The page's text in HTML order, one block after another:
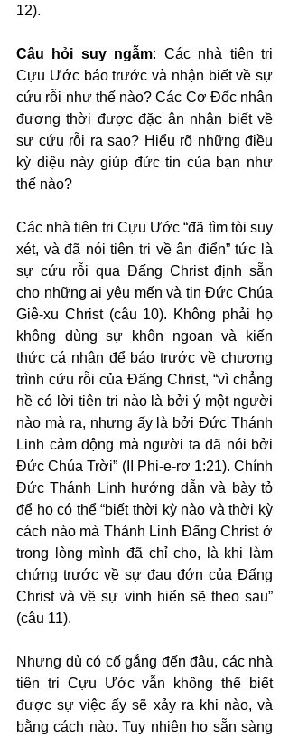
12).
Câu hỏi suy ngẫm: Các nhà tiên tri
Cựu Ước báo trước và nhận biết về sự
cứu rỗi như thế nào? Các Cơ Đốc nhân
đương thời được đặc ân nhận biết về
sự cứu rỗi ra sao? Hiểu rõ những điều
kỳ diệu này giúp đức tin của bạn như
thế nào?
Các nhà tiên tri Cựu Ước “đã tìm tòi suy
xét, và đã nói tiên tri về ân điển” tức là
sự cứu rỗi qua Đấng Christ định sẵn
cho những ai yêu mến và tin Đức Chúa
Giê-xu Christ (câu 10). Không phải họ
không dùng sự khôn ngoan và kiến
thức cá nhân để báo trước về chương
trình cứu rỗi của Đấng Christ, “vì chẳng
hề có lời tiên tri nào là bởi ý một người
nào mà ra, nhưng ấy là bởi Đức Thánh
Linh cảm động mà người ta đã nói bởi
Đức Chúa Trời” (II Phi-e-rơ 1:21). Chính
Đức Thánh Linh hướng dẫn và bày tỏ
để họ có thể “biết thời kỳ nào và thời kỳ
cách nào mà Thánh Linh Đấng Christ ở
trong lòng mình đã chỉ cho, là khi làm
chứng trước về sự đau đớn của Đấng
Christ và về sự vinh hiển sẽ theo sau”
(câu 11).
Nhưng dù có cố gắng đến đâu, các nhà
tiên tri Cựu Ước vẫn không thể biết
được sự việc ấy sẽ xảy ra khi nào, và
bằng cách nào. Tuy nhiên họ sẵn sàng